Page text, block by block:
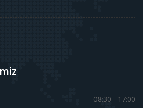
08:30 - 17:00